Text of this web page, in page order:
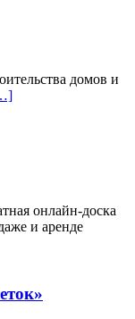
домов и
онлайн-доска
и аренде